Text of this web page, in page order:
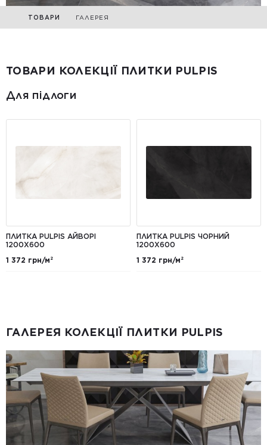
ТОВАРИ ГАЛЕРЕЯ
ТОВАРИ КОЛЕКЦІЇ ПЛИТКИ PULPIS
Для підлоги
ПЛИТКА PULPIS АЙВОРІ
1200X600
1 372 грн/м²
ПЛИТКА PULPIS ЧОРНИЙ
1200X600
1 372 грн/м²
ГАЛЕРЕЯ КОЛЕКЦІЇ ПЛИТКИ PULPIS